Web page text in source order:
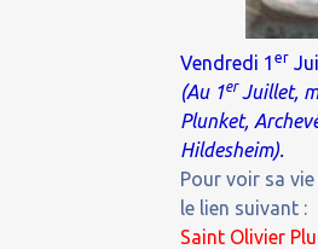
Vendredi 1er
(Au 1erJuillet,
Plunket,
Hildesheim).
Pour voir sa
le lien suivant :
Saint Olivier